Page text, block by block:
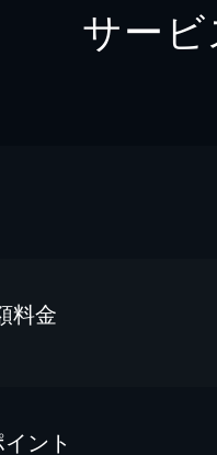
サー
料金
ント